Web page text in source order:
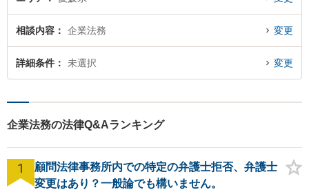
相談内容 企業法務 変更
詳細条件 未選択 変更
企業法務の法律Q&Aランキング
1
顧問法律事務所内での特定の弁護士拒否、弁護士
変更はあり？一般論でも構いません。